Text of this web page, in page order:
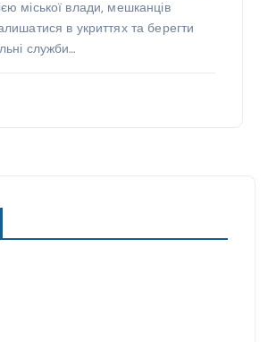
міської влади, мешканців
в укриттях та берегти
служби…